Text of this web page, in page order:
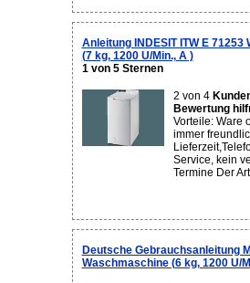
Anleitung INDESIT ITW E 71253
(7 kg, 1200 U/Min., A )
1 von 5 Sternen
2 von 4
Bewertung
Vorteile: Ware
immer
Service, kein
Termine Der
Deutsche Gebrauchsanleitung
Waschmaschine (6 kg, 1200 U/